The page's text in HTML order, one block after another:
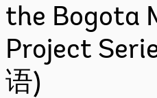
the Bogota
Project
语)